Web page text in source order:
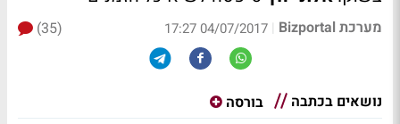
מערכת Bizportal |
04/07/2017 17:27
(35)
נושאים בכתבה בורסה